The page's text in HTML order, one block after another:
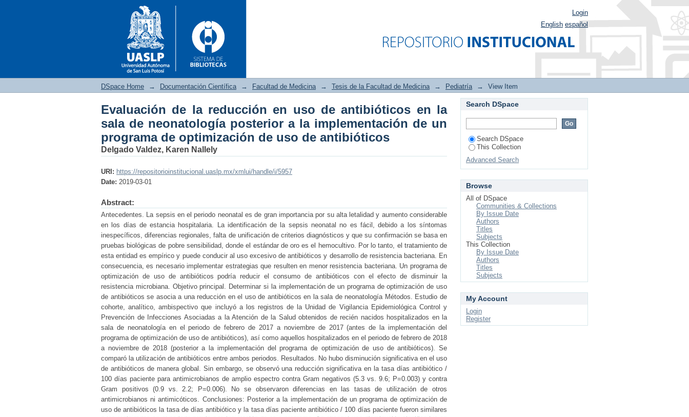
Evaluación de la reducción en uso de antibióticos en la sala de neonatología
posterior a la implementación de un programa de optimización de uso de
antibióticos
Login
English español
DSpace Home → Documentación Científica → Facultad de Medicina → Tesis de la Facultad de Medicina → Pediatría → View Item
Evaluación de la reducción en uso de antibióticos en la
sala de neonatología posterior a la implementación de un
programa de optimización de uso de antibióticos
Delgado Valdez, Karen Nallely
URI: https://repositorioinstitucional.uaslp.mx/xmlui/handle/i/5957
Date: 2019-03-01
Abstract:
Antecedentes. La sepsis en el periodo neonatal es de gran importancia por su alta letalidad y aumento considerable
en los días de estancia hospitalaria. La identificación de la sepsis neonatal no es fácil, debido a los síntomas
inespecíficos, diferencias regionales, falta de unificación de criterios diagnósticos y que su confirmación se basa en
pruebas biológicas de pobre sensibilidad, donde el estándar de oro es el hemocultivo. Por lo tanto, el tratamiento de
esta entidad es empírico y puede conducir al uso excesivo de antibióticos y desarrollo de resistencia bacteriana. En
consecuencia, es necesario implementar estrategias que resulten en menor resistencia bacteriana. Un programa de
optimización de uso de antibióticos podría reducir el consumo de antibióticos con el efecto de disminuir la
resistencia microbiana. Objetivo principal. Determinar si la implementación de un programa de optimización de uso
de antibióticos se asocia a una reducción en el uso de antibióticos en la sala de neonatología Métodos. Estudio de
cohorte, analítico, ambispectivo que incluyó a los registros de la Unidad de Vigilancia Epidemiológica Control y
Prevención de Infecciones Asociadas a la Atención de la Salud obtenidos de recién nacidos hospitalizados en la
sala de neonatología en el periodo de febrero de 2017 a noviembre de 2017 (antes de la implementación del
programa de optimización de uso de antibióticos), así como aquellos hospitalizados en el periodo de febrero de 2018
a noviembre de 2018 (posterior a la implementación del programa de optimización de uso de antibióticos). Se
comparó la utilización de antibióticos entre ambos periodos. Resultados. No hubo disminución significativa en el uso
de antibióticos de manera global. Sin embargo, se observó una reducción significativa en la tasa días antibiótico /
100 días paciente para antimicrobianos de amplio espectro contra Gram negativos (5.3 vs. 9.6; P=0.003) y contra
Gram positivos (0.9 vs. 2.2; P=0.006). No se observaron diferencias en las tasas de utilización de otros
antimicrobianos ni antimicóticos. Conclusiones: Posterior a la implementación de un programa de optimización de
uso de antibióticos la tasa de días antibiótico y la tasa días paciente antibiótico / 100 días paciente fueron similares
Search DSpace
Search DSpace
This Collection
Advanced Search
Browse
All of DSpace
Communities & Collections
By Issue Date
Authors
Titles
Subjects
This Collection
By Issue Date
Authors
Titles
Subjects
My Account
Login
Register